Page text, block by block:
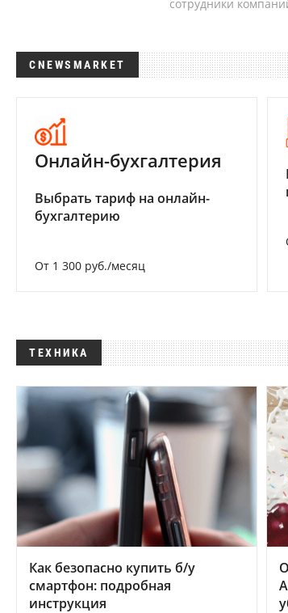
сотрудники
CNEWSMARKET
Онлайн-бухгалтерия
Выбрать тариф на онлайн-
бухгалтерию
От 1 300 руб./месяц
ТЕХНИКА
Как безопасно купить б/у
смартфон: подробная
инструкция